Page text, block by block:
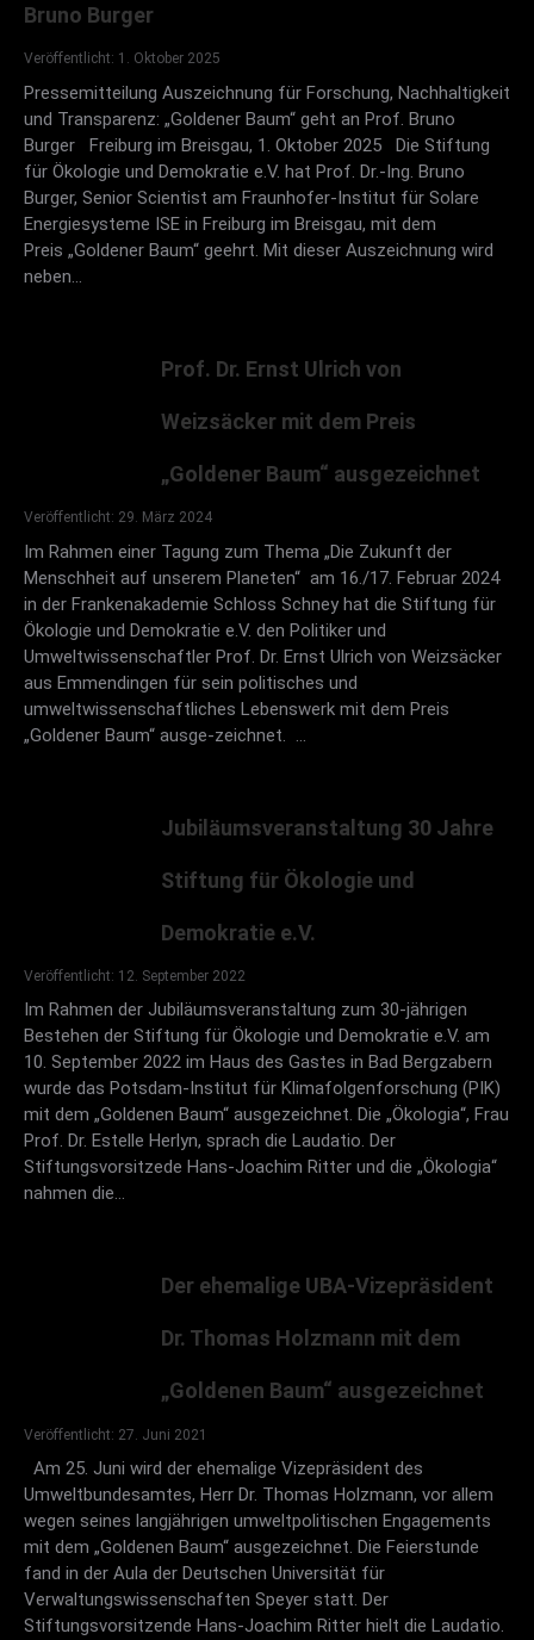
Bruno Burger
Veröffentlicht: 1. Oktober 2025
Pressemitteilung Auszeichnung für Forschung, Nachhaltigkeit
und Transparenz: „Goldener Baum“ geht an Prof. Bruno
Burger Freiburg im Breisgau, 1. Oktober 2025 Die Stiftung
für Ökologie und Demokratie e.V. hat Prof. Dr.-Ing. Bruno
Burger, Senior Scientist am Fraunhofer-Institut für Solare
Energiesysteme ISE in Freiburg im Breisgau, mit dem
Preis „Goldener Baum“ geehrt. Mit dieser Auszeichnung wird
neben…
Prof. Dr. Ernst Ulrich von
Weizsäcker mit dem Preis
„Goldener Baum“ ausgezeichnet
Veröffentlicht: 29. März 2024
Im Rahmen einer Tagung zum Thema „Die Zukunft der
Menschheit auf unserem Planeten“ am 16./17. Februar 2024
in der Frankenakademie Schloss Schney hat die Stiftung für
Ökologie und Demokratie e.V. den Politiker und
Umweltwissenschaftler Prof. Dr. Ernst Ulrich von Weizsäcker
aus Emmendingen für sein politisches und
umweltwissenschaftliches Lebenswerk mit dem Preis
„Goldener Baum“ ausge-zeichnet. …
Jubiläumsveranstaltung 30 Jahre
Stiftung für Ökologie und
Demokratie e.V.
Veröffentlicht: 12. September 2022
Im Rahmen der Jubiläumsveranstaltung zum 30-jährigen
Bestehen der Stiftung für Ökologie und Demokratie e.V. am
10. September 2022 im Haus des Gastes in Bad Bergzabern
wurde das Potsdam-Institut für Klimafolgenforschung (PIK)
mit dem „Goldenen Baum“ ausgezeichnet. Die „Ökologia“, Frau
Prof. Dr. Estelle Herlyn, sprach die Laudatio. Der
Stiftungsvorsitzede Hans-Joachim Ritter und die „Ökologia“
nahmen die…
Der ehemalige UBA-Vizepräsident
Dr. Thomas Holzmann mit dem
„Goldenen Baum“ ausgezeichnet
Veröffentlicht: 27. Juni 2021
Am 25. Juni wird der ehemalige Vizepräsident des
Umweltbundesamtes, Herr Dr. Thomas Holzmann, vor allem
wegen seines langjährigen umweltpolitischen Engagements
mit dem „Goldenen Baum“ ausgezeichnet. Die Feierstunde
fand in der Aula der Deutschen Universität für
Verwaltungswissenschaften Speyer statt. Der
Stiftungsvorsitzende Hans-Joachim Ritter hielt die Laudatio.